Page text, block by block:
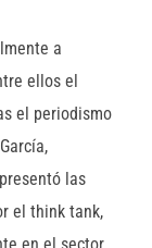
a
ellos el
el periodismo
las
el think tank,
en el sector